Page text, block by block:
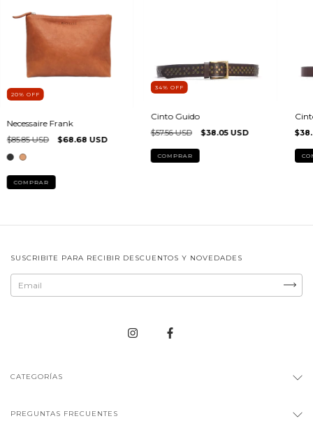
20% OFF
Necessaire Frank
$85.85 USD $68.68 USD
COMPRAR
34% OFF
Cinto Guido
$57.56 USD $38.05 USD
COMPRAR
SUSCRIBITE PARA RECIBIR DESCUENTOS Y NOVEDADES
CATEGORÍAS
PREGUNTAS FRECUENTES